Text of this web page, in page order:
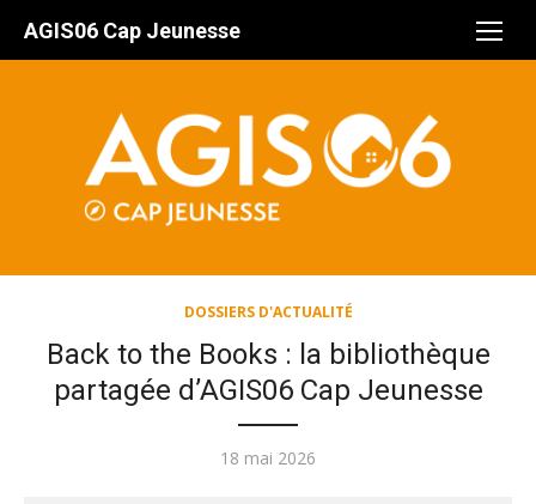
AGIS06 Cap Jeunesse
DOSSIERS D'ACTUALITÉ
Back to the Books : la bibliothèque
partagée d’AGIS06 Cap Jeunesse
Publié
18 mai 2026